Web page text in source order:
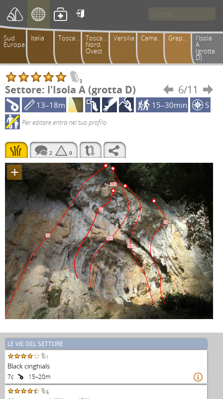

Sud
Europa
Italia Toscana Toscana
Nord
Ovest
Versilia Camaiorese Greppolungo l'Isola
A
(grotta
D)
3
Settore: l'Isola A (grotta D)  6/11

13–18m
15–30min S
Per editare entra nel tuo profilo
2 0
+
7a
7c
6c
7b+
7c+
7b+
LE VIE DEL SETTORE
1
Black cinghials
7c 15–20m 
5